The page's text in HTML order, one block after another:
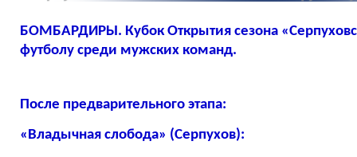
БОМБАРДИРЫ. Кубок Открытия сезона
футболу среди мужских команд.
После предварительного этапа:
«Владычная слобода» (Серпухов):